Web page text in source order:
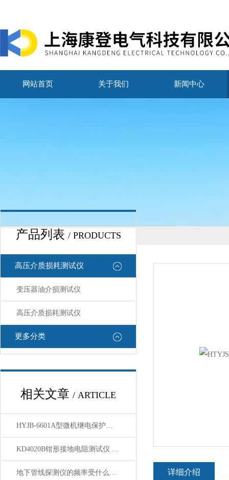
网站首页 关于我们 新闻中心
产品列表 / PRODUCTS
高压介质损耗测试仪
变压器油介损测试仪
高压介质损耗测试仪
更多分类
相关文章 / ARTICLE
HYJB-6601A型微机继电保护测试仪技术参数
KD4020B钳形接地电阻测试仪 功能讲解
地下管线探测仪的频率受什么影响 详细介绍